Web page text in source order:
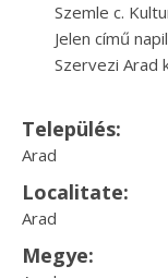
Szemle c.
Jelen című
Szervezi Arad
Település:
Arad
Localitate:
Arad
Megye: